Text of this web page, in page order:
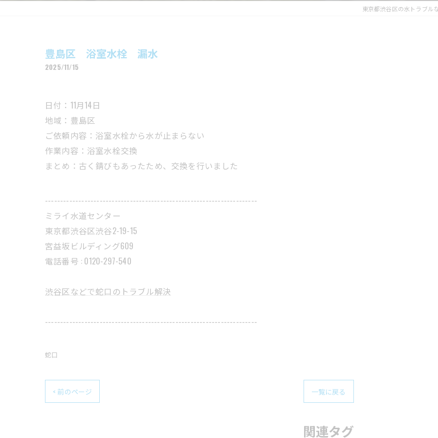
東京都渋谷区の水トラブル
豊島区 浴室水栓 漏水
2025/11/15
日付：11月14日
地域：豊島区
ご依頼内容：浴室水栓から水が止まらない
作業内容：浴室水栓交換
まとめ：古く錆びもあったため、交換を行いました
----------------------------------------------------------------------
ミライ水道センター
東京都渋谷区渋谷2-19-15
宮益坂ビルディング609
電話番号 : 0120-297-540
渋谷区などで蛇口のトラブル解決
----------------------------------------------------------------------
蛇口
< 前のページ 一覧に戻る
関連タグ